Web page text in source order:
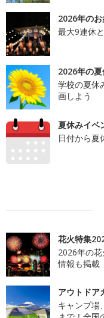
2026年の
最大9連休
2026年の
学校の夏休
画しよう
夏休みイベ
日付から夏
花火特集
2026年の
情報も掲載
アウトドア
キャンプ場